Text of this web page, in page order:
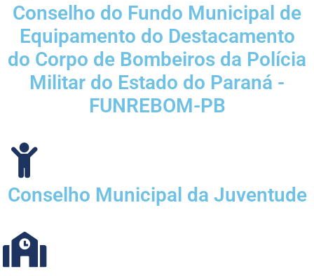
Conselho do Fundo Municipal de
Equipamento do Destacamento
do Corpo de Bombeiros da Polícia
Militar do Estado do Paraná -
FUNREBOM-PB
Conselho Municipal da Juventude